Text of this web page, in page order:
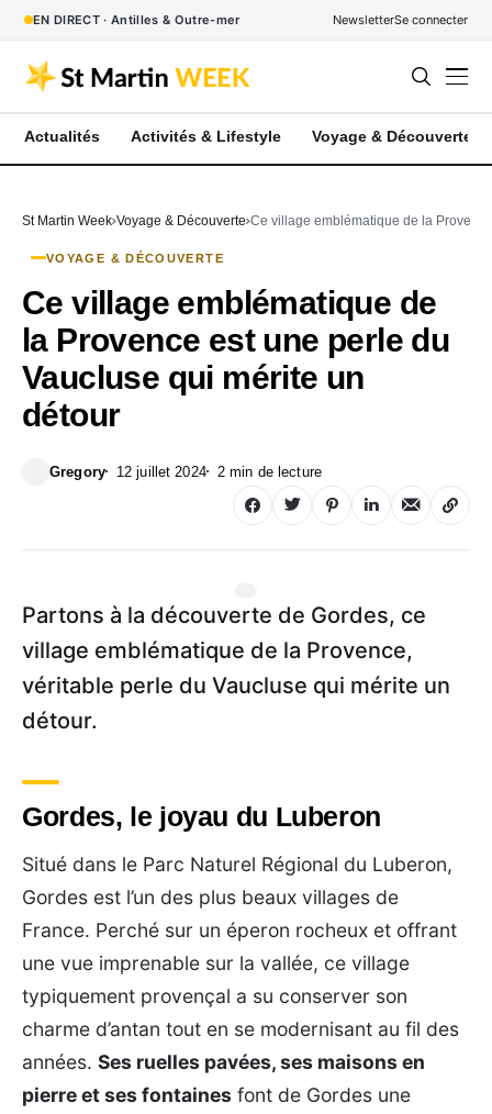
EN DIRECT · Antilles & Outre-mer NewsletterSe connecter
Actualités Activités & Lifestyle Voyage & Découverte
St Martin Week Voyage & Découverte Ce village emblématique de la
VOYAGE & DÉCOUVERTE
Ce village emblématique de
la Provence est une perle du
Vaucluse qui mérite un
détour
Gregory 12 juillet 2024 2 min de lecture
Partons à la découverte de Gordes, ce
village emblématique de la Provence,
véritable perle du Vaucluse qui mérite un
détour.
Gordes, le joyau du Luberon
Situé dans le Parc Naturel Régional du Luberon,
Gordes est l’un des plus beaux villages de
France. Perché sur un éperon rocheux et offrant
une vue imprenable sur la vallée, ce village
typiquement provençal a su conserver son
charme d’antan tout en se modernisant au fil des
années. Ses ruelles pavées, ses maisons en
pierre et ses fontaines font de Gordes une